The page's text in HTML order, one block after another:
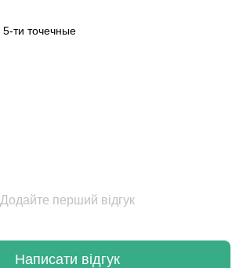
5-ти точечные
Додайте перший відгук
Написати відгук